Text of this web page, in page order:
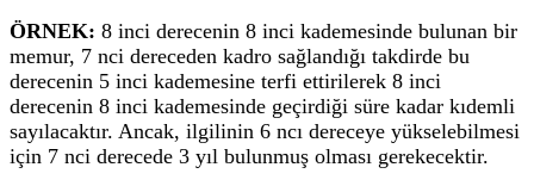
ÖRNEK: 8 inci derecenin 8 inci kademesinde bulunan bir
memur, 7 nci dereceden kadro sağlandığı takdirde bu
derecenin 5 inci kademesine terfi ettirilerek 8 inci
derecenin 8 inci kademesinde geçirdiği süre kadar kıdemli
sayılacaktır. Ancak, ilgilinin 6 ncı dereceye yükselebilmesi
için 7 nci derecede 3 yıl bulunmuş olması gerekecektir.